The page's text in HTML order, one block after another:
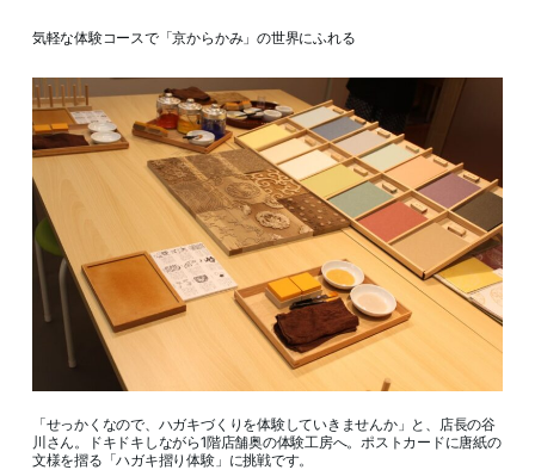
気軽な体験コースで「京からかみ」の世界にふれる
「せっかくなので、ハガキづくりを体験していきませんか」と、店長の谷
川さん。ドキドキしながら1階店舗奥の体験工房へ。ポストカードに唐紙の
文様を摺る「ハガキ摺り体験」に挑戦です。